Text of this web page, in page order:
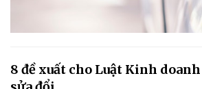
8 đề xuất cho Luật Kinh